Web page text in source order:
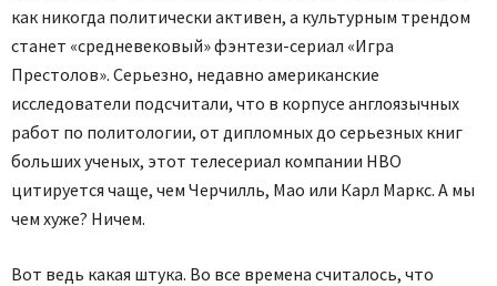
как никогда политически активен, а культурным трендом
станет «средневековый» фэнтези-сериал «Игра
Престолов». Серьезно, недавно американские
исследователи подсчитали, что в корпусе англоязычных
работ по политологии, от дипломных до серьезных книг
больших ученых, этот телесериал компании НВО
цитируется чаще, чем Черчилль, Мао или Карл Маркс. А мы
чем хуже? Ничем.
Вот ведь какая штука. Во все времена считалось, что